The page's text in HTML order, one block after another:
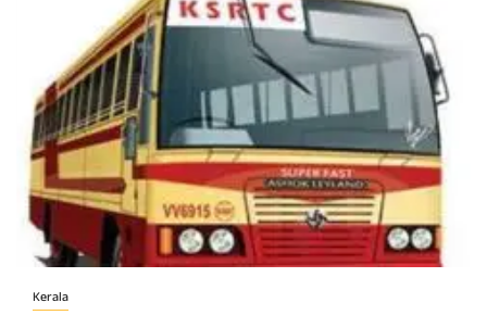
Kerala